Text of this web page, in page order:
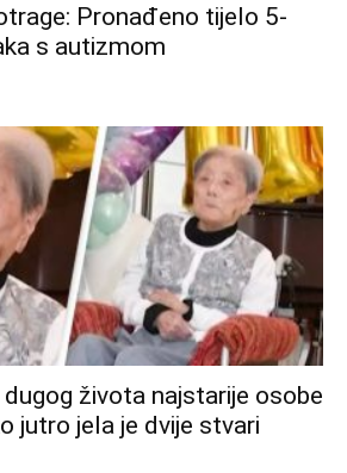
Pronađeno tijelo 5-
s autizmom
života najstarije osobe
jutro jela je dvije stvari